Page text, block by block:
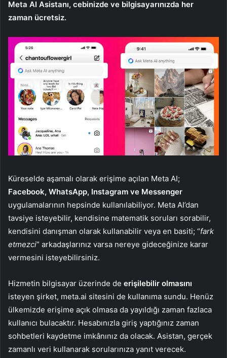
Meta AI Asistanı, cebinizde ve bilgisayarınızda her
zaman ücretsiz.
Küreselde aşamalı olarak erişime açılan Meta AI;
Facebook, WhatsApp, Instagram ve Messenger
uygulamalarının hepsinde kullanılabiliyor. Meta AI’dan
tavsiye isteyebilir, kendisine matematik soruları sorabilir,
kendisini danışman olarak kullanabilir veya en basiti; “fark
etmezci” arkadaşlarınız varsa nereye gideceğinize karar
vermesini isteyebilirsiniz.
Hizmetin bilgisayar üzerinde de erişilebilir olmasını
isteyen şirket, meta.ai sitesini de kullanıma sundu. Henüz
ülkemizde erişime açık olmasa da yayıldığı zaman fazlaca
kullanıcı bulacaktır. Hesabınızla giriş yaptığınız zaman
sohbetleri kaydetme imkânınız da olacak. Asistan, gerçek
zamanlı veri kullanarak sorularınıza yanıt verecek.